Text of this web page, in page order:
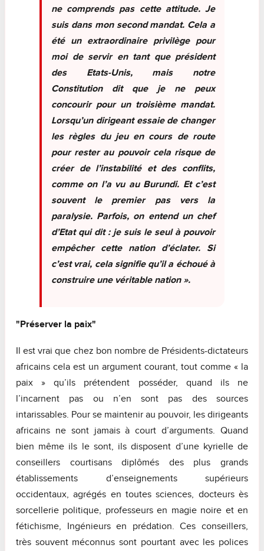
ne comprends pas cette attitude. Je
suis dans mon second mandat. Cela a
été un extraordinaire privilège pour
moi de servir en tant que président
des Etats-Unis, mais notre
Constitution dit que je ne peux
concourir pour un troisième mandat.
Lorsqu’un dirigeant essaie de changer
les règles du jeu en cours de route
pour rester au pouvoir cela risque de
créer de l’instabilité et des conflits,
comme on l’a vu au Burundi. Et c’est
souvent le premier pas vers la
paralysie. Parfois, on entend un chef
d’Etat qui dit : je suis le seul à pouvoir
empêcher cette nation d’éclater. Si
c’est vrai, cela signifie qu’il a échoué à
construire une véritable nation ».
"Préserver la paix"
Il est vrai que chez bon nombre de Présidents-dictateurs
africains cela est un argument courant, tout comme « la
paix » qu’ils prétendent posséder, quand ils ne
l’incarnent pas ou n’en sont pas des sources
intarissables. Pour se maintenir au pouvoir, les dirigeants
africains ne sont jamais à court d’arguments. Quand
bien même ils le sont, ils disposent d’une kyrielle de
conseillers courtisans diplômés des plus grands
établissements d’enseignements supérieurs
occidentaux, agrégés en toutes sciences, docteurs ès
sorcellerie politique, professeurs en magie noire et en
fétichisme, Ingénieurs en prédation. Ces conseillers,
très souvent méconnus sont pourtant avec les polices